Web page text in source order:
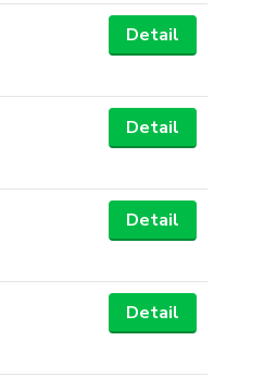
Detail
Detail
Detail
Detail